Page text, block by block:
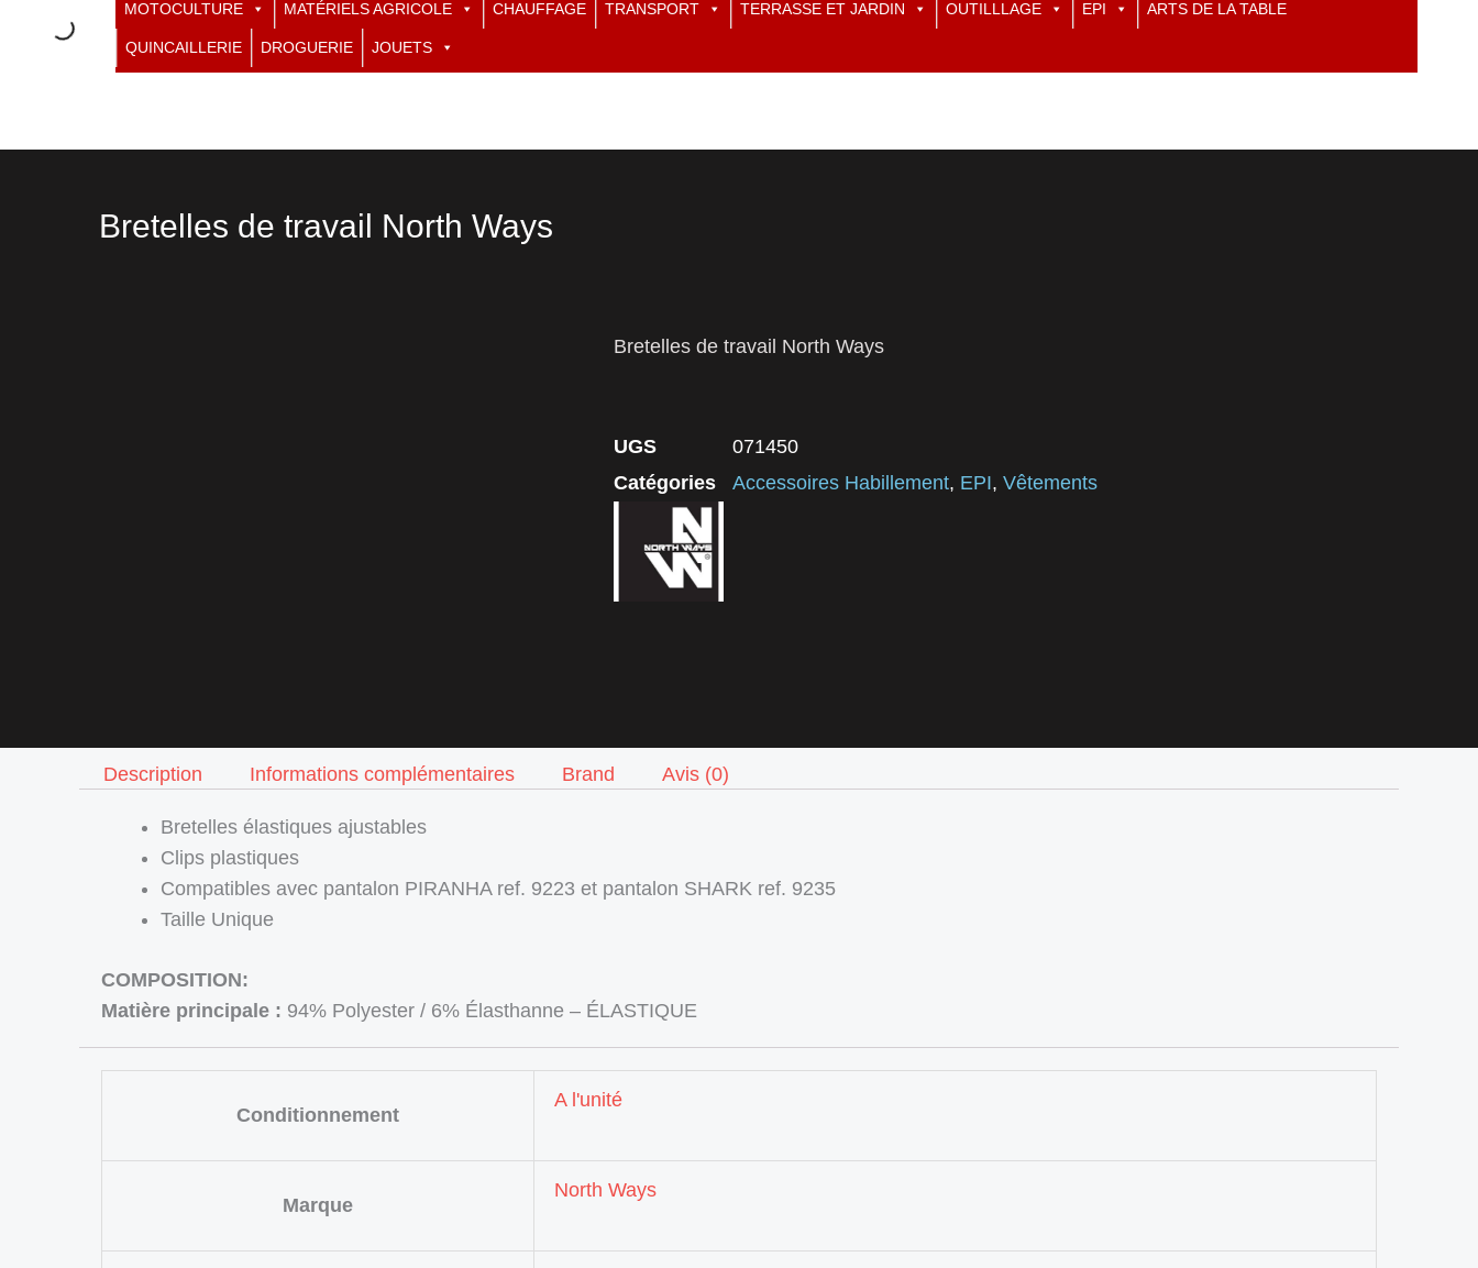
MOTOCULTURE MATÉRIELS AGRICOLE CHAUFFAGE TRANSPORT TERRASSE ET JARDIN OUTILLLAGE EPI ARTS DE LA TABLE
QUINCAILLERIE DROGUERIE JOUETS
Bretelles de travail North Ways
Bretelles de travail North Ways
UGS
071450
Catégories
Accessoires Habillement, EPI, Vêtements
Description Informations complémentaires Brand Avis (0)
Bretelles élastiques ajustables
Clips plastiques
Compatibles avec pantalon PIRANHA ref. 9223 et pantalon SHARK ref. 9235
Taille Unique
COMPOSITION:
Matière principale : 94% Polyester / 6% Élasthanne – ÉLASTIQUE
Conditionnement
A l'unité
Marque
North Ways